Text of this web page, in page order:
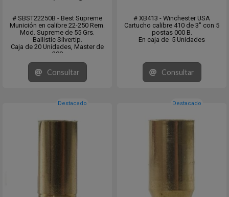
# SBST22250B - Best Supreme
Munición en calibre 22-250 Rem.
Mod. Supreme de 55 Grs.
Ballistic Silvertip.
Caja de 20 Unidades, Master de
200
Consultar
# XB413 - Winchester USA
Cartucho calibre 410 de 3" con 5
postas 000 B.
En caja de 5 Unidades
Consultar
Destacado Destacado